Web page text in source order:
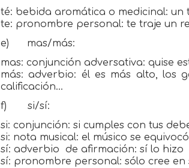
té: bebida aromática o medicinal: un
te: pronombre personal: te traje un
e)
mas/más:
mas: conjunción adversativa: quise
más: adverbio: él es más alto, los
calificación…
f)
si/sí:
si: conjunción: si cumples con tus
si: nota musical: el músico se
sí: adverbio
de afirmación: sí lo hizo
sí: pronombre personal: sólo cree en